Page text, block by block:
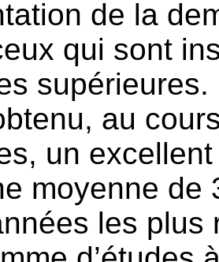
de la
qui sont
supérieures.
au
un
moyenne de
les plus